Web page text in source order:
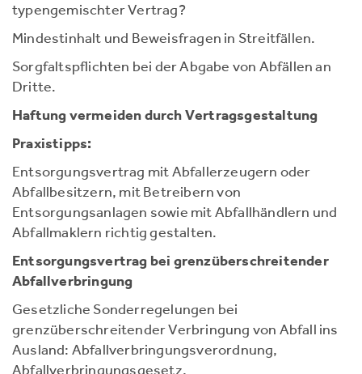
typengemischter Vertrag?
Mindestinhalt und Beweisfragen in Streitfällen.
Sorgfaltspflichten bei der Abgabe von Abfällen an
Dritte.
Haftung vermeiden durch Vertragsgestaltung
Praxistipps:
Entsorgungsvertrag mit Abfallerzeugern oder
Abfallbesitzern, mit Betreibern von
Entsorgungsanlagen sowie mit Abfallhändlern und
Abfallmaklern richtig gestalten.
Entsorgungsvertrag bei grenzüberschreitender
Abfallverbringung
Gesetzliche Sonderregelungen bei
grenzüberschreitender Verbringung von Abfall ins
Ausland: Abfallverbringungsverordnung,
Abfallverbringungsgesetz,